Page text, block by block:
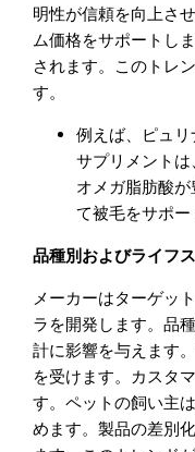
明性が信頼を向上さ
ム価格をサポートし
されます。このトレ
す。
例えば、ピュ
サプリメントは
オメガ脂肪酸
て被毛をサポー
品種別およびライフ
メーカーはターゲッ
ラを開発します。品
計に影響を与えます
を受けます。カスタ
す。ペットの飼い主
めます。製品の差別